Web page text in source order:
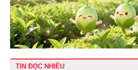
TIN ĐỌC NHIỀU